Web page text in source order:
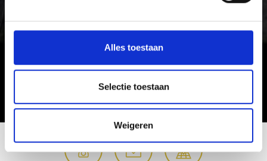
Alles toestaan
Selectie toestaan
Weigeren